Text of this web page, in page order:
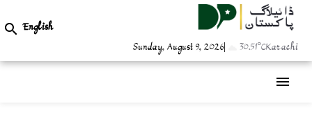
30.51°CKarachi
|
Sunday, August 9, 2026
English

menu